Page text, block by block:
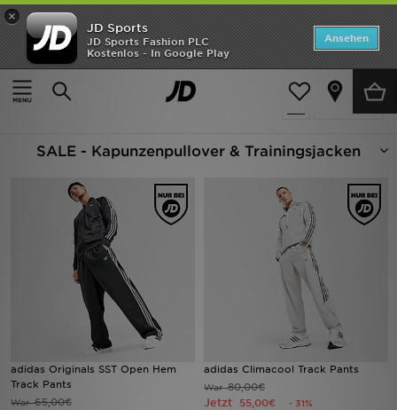
×
JD Sports
JD Sports Fashion PLC
Kostenlos - In Google Play
Ansehen
Startseite
Herren Herrenbekleidung Jogginghosen
verfeinern
172 Produkte
SALE - Kapunzenpullover & Trainingsjacken
adidas Originals SST Open Hem
Track Pants
War65,00€
adidas Climacool Track Pants
War80,00€
Jetzt 55,00€ - 31%
Startseite
ANGEBOTE
Neuheiten
JD Exklusives
Fußball